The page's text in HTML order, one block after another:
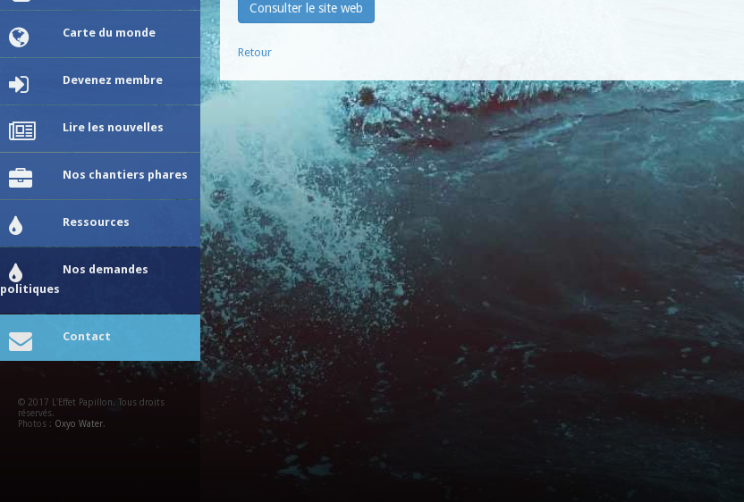
Carte du monde
Devenez membre
Lire les nouvelles
Nos chantiers phares
Ressources
Nos demandes
politiques
Contact
© 2017 L'Effet Papillon. Tous droits
réservés.
Photos : Oxyo Water.
Consulter le site web
Retour